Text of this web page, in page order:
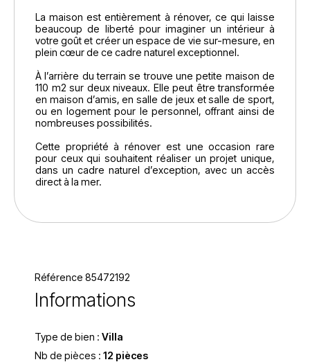
La maison est entièrement à rénover, ce qui laisse
beaucoup de liberté pour imaginer un intérieur à
votre goût et créer un espace de vie sur-mesure, en
plein cœur de ce cadre naturel exceptionnel.
À l’arrière du terrain se trouve une petite maison de
110 m2 sur deux niveaux. Elle peut être transformée
en maison d’amis, en salle de jeux et salle de sport,
ou en logement pour le personnel, offrant ainsi de
nombreuses possibilités.
Cette propriété à rénover est une occasion rare
pour ceux qui souhaitent réaliser un projet unique,
dans un cadre naturel d’exception, avec un accès
direct à la mer.
Référence 85472192
Informations
Type de bien : Villa
Nb de pièces : 12 pièces